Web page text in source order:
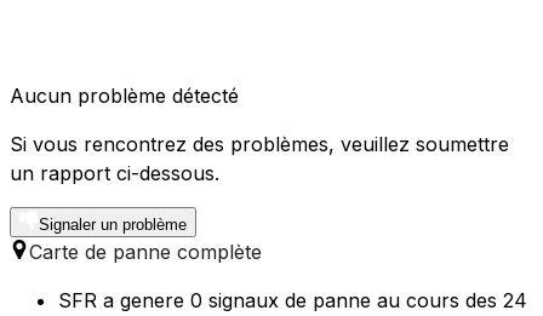
Aucun problème détecté
Si vous rencontrez des problèmes, veuillez soumettre
un rapport ci-dessous.
Signaler un problème
Carte de panne complète
SFR a genere 0 signaux de panne au cours des 24